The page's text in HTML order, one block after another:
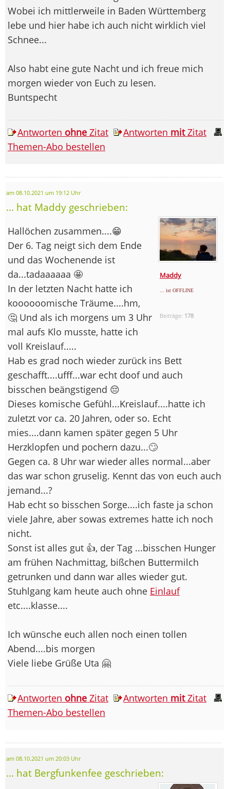
Wobei ich mittlerweile in Baden Württemberg
lebe und hier habe ich auch nicht wirklich viel
Schnee...
Also habt eine gute Nacht und ich freue mich
morgen wieder von Euch zu lesen.
Buntspecht
Antworten ohne Zitat Antworten mitZitat
Themen-Abo bestellen
am 08.10.2021 um 19:12 Uhr
... hat Maddy geschrieben:
Maddy
... ist OFFLINE
Beiträge: 178
Hallöchen zusammen....😁
Der 6. Tag neigt sich dem Ende
und das Wochenende ist
da...tadaaaaaa 🤩
In der letzten Nacht hatte ich
koooooomische Träume....hm,
🤔 Und als ich morgens um 3 Uhr
mal aufs Klo musste, hatte ich
voll Kreislauf.....
Hab es grad noch wieder zurück ins Bett
geschafft....ufff...war echt doof und auch
bisschen beängstigend 😔
Dieses komische Gefühl...Kreislauf....hatte ich
zuletzt vor ca. 20 Jahren, oder so. Echt
mies....dann kamen später gegen 5 Uhr
Herzklopfen und pochern dazu...🙄
Gegen ca. 8 Uhr war wieder alles normal...aber
das war schon gruselig. Kennt das von euch auch
jemand...?
Hab echt so bisschen Sorge....ich faste ja schon
viele Jahre, aber sowas extremes hatte ich noch
nicht.
Sonst ist alles gut 👍, der Tag ...bisschen Hunger
am frühen Nachmittag, bißchen Buttermilch
getrunken und dann war alles wieder gut.
Stuhlgang kam heute auch ohne Einlauf
etc....klasse....
Ich wünsche euch allen noch einen tollen
Abend....bis morgen
Viele liebe Grüße Uta 🤗
Antworten ohne Zitat Antworten mitZitat
Themen-Abo bestellen
am 08.10.2021 um 20:03 Uhr
... hat Bergfunkenfee geschrieben: